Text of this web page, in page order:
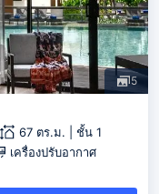
5
67 ตร.ม. | ชั้น 1
เครื่องปรับอากาศ